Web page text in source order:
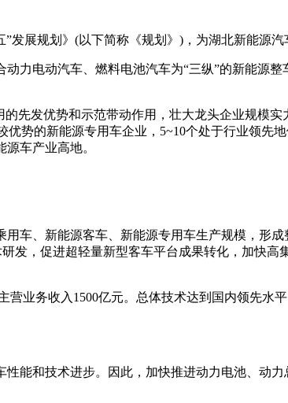
展规划》(以下简称《规划》)，为湖北新能源汽
力电动汽车、燃料电池汽车为“三纵”的新能源
先发优势和示范带动作用，壮大龙头企业规模
势的新能源专用车企业，5~10个处于行业领先
车产业高地。
车、新能源客车、新能源专用车生产规模，形
发，促进超轻量新型客车平台成果转化，加快
营业务收入1500亿元。总体技术达到国内领先
能和技术进步。因此，加快推进动力电池、动